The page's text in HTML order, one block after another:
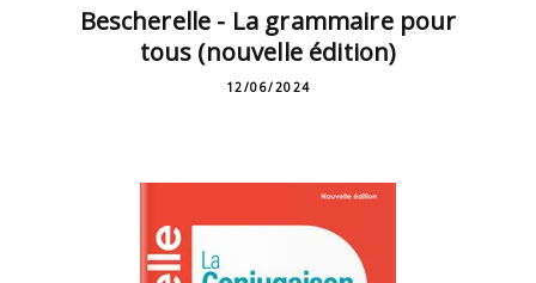
Bescherelle - La grammaire pour
tous (nouvelle édition)
12/06/2024